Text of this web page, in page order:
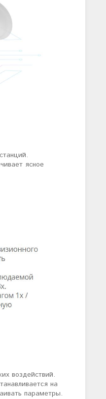
ясное
воздействий.
на
параметры.